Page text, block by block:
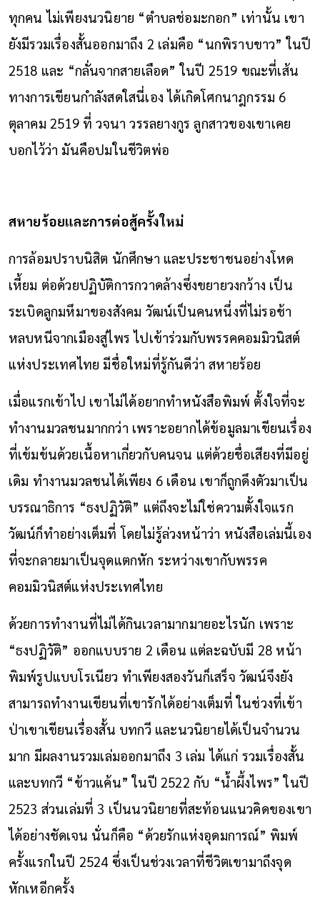
ทุกคน ไม่เพียงนวนิยาย “ตำบลช่อมะกอก” เท่านั้น เขา
ยังมีรวมเรื่องสั้นออกมาถึง 2 เล่มคือ “นกพิราบขาว” ในปี
2518 และ “กลั่นจากสายเลือด” ในปี 2519 ขณะที่เส้น
ทางการเขียนกำลังสดใสนี่เอง ได้เกิดโศกนาฎกรรม 6
ตุลาคม 2519 ที่ วจนา วรรลยางกูร ลูกสาวของเขาเคย
บอกไว้ว่า มันคือปมในชีวิตพ่อ
สหายร้อยและการต่อสู้ครั้งใหม่
การล้อมปราบนิสิต นักศึกษา และประชาชนอย่างโหด
เหี้ยม ต่อด้วยปฏิบัติการกวาดล้างซึ่งขยายวงกว้าง เป็น
ระเบิดลูกมหึมาของสังคม วัฒน์เป็นคนหนึ่งที่ไม่รอช้า
หลบหนีจากเมืองสู่ไพร ไปเข้าร่วมกับพรรคคอมมิวนิสต์
แห่งประเทศไทย มีชื่อใหม่ที่รู้กันดีว่า สหายร้อย
เมื่อแรกเข้าไป เขาไม่ได้อยากทำหนังสือพิมพ์ ตั้งใจที่จะ
ทำงานมวลชนมากกว่า เพราะอยากได้ข้อมูลมาเขียนเรื่อง
ที่เข้มข้นด้วยเนื้อหาเกี่ยวกับคนจน แต่ด้วยชื่อเสียงที่มีอยู่
เดิม ทำงานมวลชนได้เพียง 6 เดือน เขาก็ถูกดึงตัวมาเป็น
บรรณาธิการ “ธงปฏิวัติ” แต่ถึงจะไม่ใช่ความตั้งใจแรก
วัฒน์ก็ทำอย่างเต็มที่ โดยไม่รู้ล่วงหน้าว่า หนังสือเล่มนี้เอง
ที่จะกลายมาเป็นจุดแตกหัก ระหว่างเขากับพรรค
คอมมิวนิสต์แห่งประเทศไทย
ด้วยการทำงานที่ไม่ได้กินเวลามากมายอะไรนัก เพราะ
“ธงปฏิวัติ” ออกแบบราย 2 เดือน แต่ละฉบับมี 28 หน้า
พิมพ์รูปแบบโรเนียว ทำเพียงสองวันก็เสร็จ วัฒน์จึงยัง
สามารถทำงานเขียนที่เขารักได้อย่างเต็มที่ ในช่วงที่เข้า
ป่าเขาเขียนเรื่องสั้น บทกวี และนวนิยายได้เป็นจำนวน
มาก มีผลงานรวมเล่มออกมาถึง 3 เล่ม ได้แก่ รวมเรื่องสั้น
และบทกวี “ข้าวแค้น” ในปี 2522 กับ “น้ำผึ้งไพร” ในปี
2523 ส่วนเล่มที่ 3 เป็นนวนิยายที่สะท้อนแนวคิดของเขา
ได้อย่างชัดเจน นั่นก็คือ “ด้วยรักแห่งอุดมการณ์” พิมพ์
ครั้งแรกในปี 2524 ซึ่งเป็นช่วงเวลาที่ชีวิตเขามาถึงจุด
หักเหอีกครั้ง